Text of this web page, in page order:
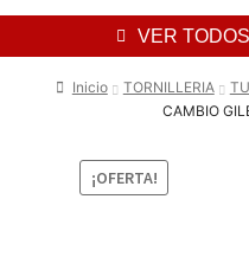
VER
Inicio TORNILLERIA
CAMBIO
¡OFERTA!